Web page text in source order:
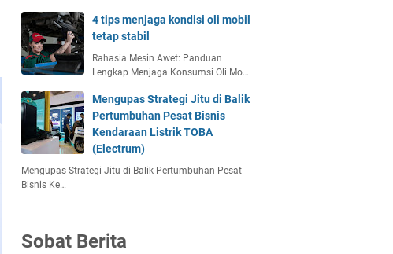
4 tips menjaga kondisi oli mobil
tetap stabil
Rahasia Mesin Awet: Panduan
Lengkap Menjaga Konsumsi Oli Mo…
Mengupas Strategi Jitu di Balik
Pertumbuhan Pesat Bisnis
Kendaraan Listrik TOBA
(Electrum)
Mengupas Strategi Jitu di Balik Pertumbuhan Pesat
Bisnis Ke…
Sobat Berita